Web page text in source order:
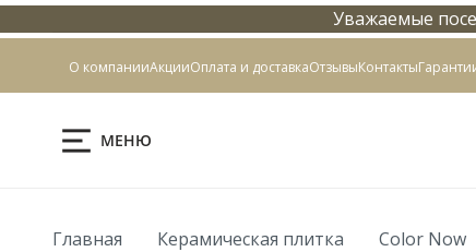
Контакты
Уважаемые
О компанииАкцииОплата и доставкаОтзывыКонтакты
МЕНЮ
Главная Керамическая плитка Color Now